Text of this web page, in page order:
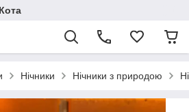
Нічники Нічники з природою